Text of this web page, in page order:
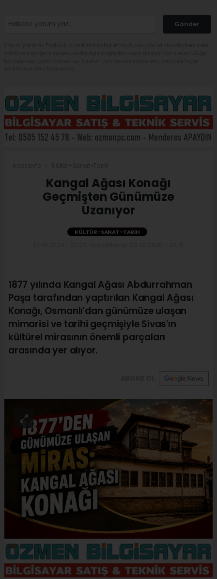
Gönder
Kangal Ağası Konağı
Geçmişten Günümüze
Uzanıyor
KÜLTÜR-SANAT-TARIH
1877 yılında Kangal Ağası Abdurrahman
Paşa tarafından yaptırılan Kangal Ağası
Konağı, Osmanlı'dan günümüze ulaşan
mimarisi ve tarihi geçmişiyle Sivas'ın
kültürel mirasının önemli parçaları
arasında yer alıyor.